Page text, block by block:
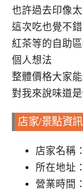
也許過去印像
這次吃也覺不
紅茶等的自助
個人想法
整體價格大家
對我來說味道
店家/景點資訊
店家名稱：
所在地址
營業時間